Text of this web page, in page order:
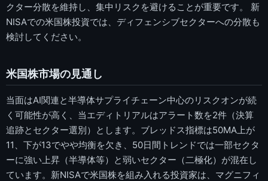
クター分散を維持し、集中リスクを避けることが重要です。 新
NISAでの米国株投資では、ディフェンシブセクターへの分散も
検討してください。
米国株市場の見通し
当面はAI関連と半導体サプライチェーン中心のリスクオンが続
く可能性が高く、当エディトリアルはアラート数を2件（決算
追跡とセクター選別）とします。ブレッドス指標は50MA上が
11、下が13でやや均衡を欠き、50日間トレンドでは一部セクタ
ーに強い上昇（半導体等）と弱いセクター（二極化）が混在し
ています。新NISAで米国株を組み入れる投資家は、マグニフィ